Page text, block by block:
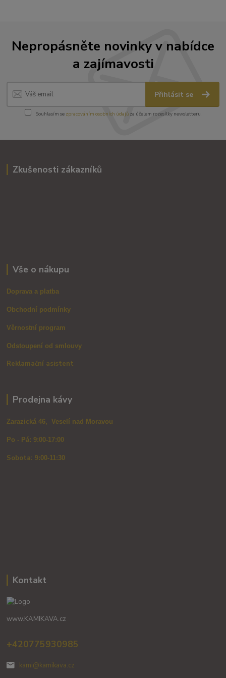
Nepropásněte novinky v nabídce
a zajímavosti
Přihlásit se
Souhlasím se zpracováním osobních údajůza účelem rozesílky newsletteru.
Zkušenosti zákazníků
Vše o nákupu
Doprava a platba
Obchodní podmínky
Věrnostní program
Odstoupení od smlouvy
Reklamační asistent
Prodejna kávy
Zarazická 46, Veselí nad Moravou
Po - Pá: 9:00-17:00
Sobota: 9:00-11:30
Kontakt
www.KAMIKAVA.cz
+420775930985
kami@kamikava.cz